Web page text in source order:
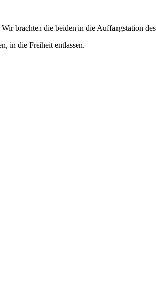
Wir brachten die beiden in die Auffangstation des
in die Freiheit entlassen.